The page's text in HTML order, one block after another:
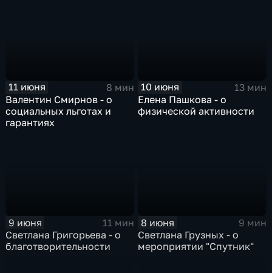
11 июня
8 мин
Валентин Смирнов - о
социальных льготах и
гарантиях
10 июня
13 мин
Елена Пашкова - о
физической активности
9 июня
11 мин
Светлана Григорьева - о
благотворительности
8 июня
9 мин
Светлана Грузных - о
мероприятии "Спутник"